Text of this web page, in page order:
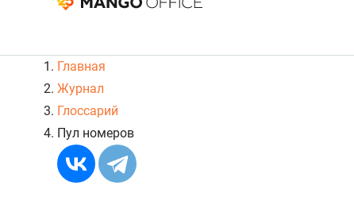
Главная
Журнал
Глоссарий
Пул номеров